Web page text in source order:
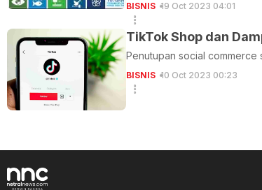
BISNIS 19 Oct 2023 04:01
TikTok Shop dan
Penutupan social commerce
BISNIS 10 Oct 2023 00:23